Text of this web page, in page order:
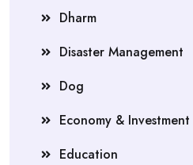
Dharm
Disaster Management
Dog
Economy & Investment
Education